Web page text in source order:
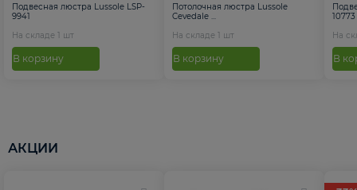
Подвесная люстра Lussole LSP-
9941
На складе 1 шт
В корзину
Потолочная люстра Lussole
Cevedale ...
На складе 1 шт
В корзину
10773
На
В
АКЦИИ